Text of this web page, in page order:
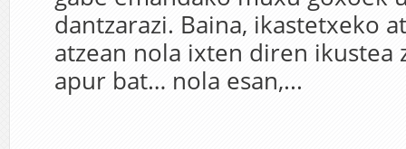
dantzarazi. Baina, ikastetxeko
atzean nola ixten diren ikustea
apur bat… nola esan,...